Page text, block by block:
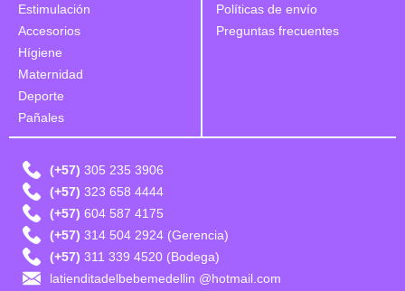
Estimulación
Accesorios
Hígiene
Maternidad
Deporte
Pañales
Políticas de envío
Preguntas frecuentes
(+57) 305 235 3906
(+57) 323 658 4444
(+57) 604 587 4175
(+57) 314 504 2924 (Gerencia)
(+57) 311 339 4520 (Bodega)
latienditadelbebemedellin @hotmail.com